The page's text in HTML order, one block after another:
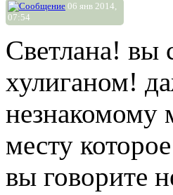
06 янв 2014,
07:54
Светлана! вы
хулиганом!
незнакомому
месту
вы говорите